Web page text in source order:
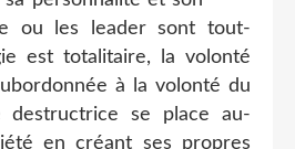
ou les leader sont tout-
est totalitaire, la volonté
à la volonté du
destructrice se place au-
en créant ses propres